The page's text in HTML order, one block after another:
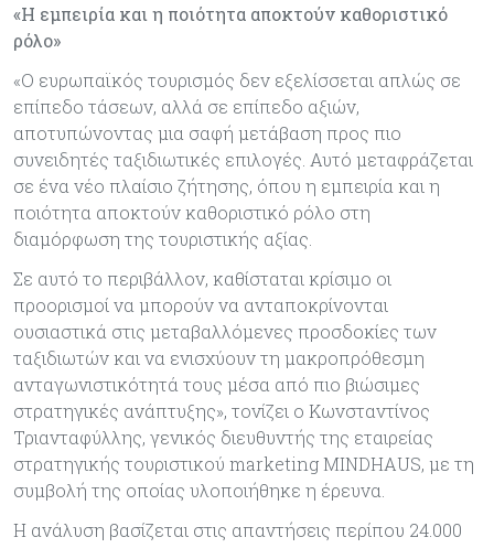
«Η εμπειρία και η ποιότητα αποκτούν καθοριστικό
ρόλο»
«Ο ευρωπαϊκός τουρισμός δεν εξελίσσεται απλώς σε
επίπεδο τάσεων, αλλά σε επίπεδο αξιών,
αποτυπώνοντας μια σαφή μετάβαση προς πιο
συνειδητές ταξιδιωτικές επιλογές. Αυτό μεταφράζεται
σε ένα νέο πλαίσιο ζήτησης, όπου η εμπειρία και η
ποιότητα αποκτούν καθοριστικό ρόλο στη
διαμόρφωση της τουριστικής αξίας.
Σε αυτό το περιβάλλον, καθίσταται κρίσιμο οι
προορισμοί να μπορούν να ανταποκρίνονται
ουσιαστικά στις μεταβαλλόμενες προσδοκίες των
ταξιδιωτών και να ενισχύουν τη μακροπρόθεσμη
ανταγωνιστικότητά τους μέσα από πιο βιώσιμες
στρατηγικές ανάπτυξης», τονίζει ο Κωνσταντίνος
Τριανταφύλλης, γενικός διευθυντής της εταιρείας
στρατηγικής τουριστικού marketing MINDHAUS, με τη
συμβολή της οποίας υλοποιήθηκε η έρευνα.
Η ανάλυση βασίζεται στις απαντήσεις περίπου 24.000